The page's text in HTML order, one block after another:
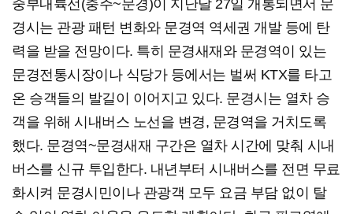
중부내륙선(충주~문경)이 지난달 27일 개통되면서 문
경시는 관광 패턴 변화와 문경역 역세권 개발 등에 탄
력을 받을 전망이다. 특히 문경새재와 문경역이 있는
문경전통시장이나 식당가 등에서는 벌써 KTX를 타고
온 승객들의 발길이 이어지고 있다. 문경시는 열차 승
객을 위해 시내버스 노선을 변경, 문경역을 거치도록
했다. 문경역~문경새재 구간은 열차 시간에 맞춰 시내
버스를 신규 투입한다. 내년부터 시내버스를 전면 무료
화시켜 문경시민이나 관광객 모두 요금 부담 없이 탈